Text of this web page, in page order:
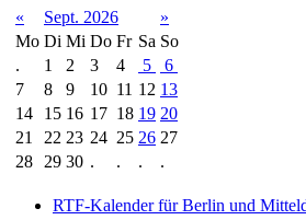
«
Sept. 2026
»
Mo Di Mi Do Fr Sa So
.
1 2 3 4 5
6
7
8 9 10 11 12 13
14
15 16 17 18 19 20
21
22 23 24 25 26 27
28
29 30 . . . .
RTF-Kalender für Berlin und